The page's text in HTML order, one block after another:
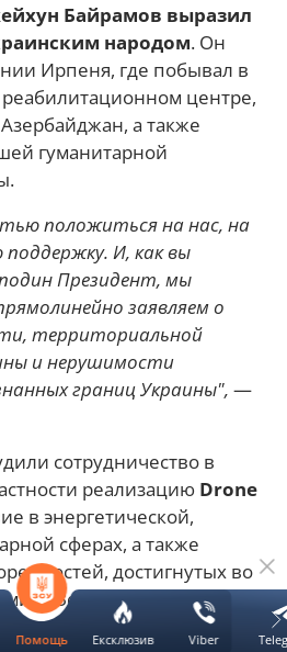
Байрамов выразил
народом. Он
Ирпеня, где побывал в
центре,
а также
гуманитарной
положиться на нас, на
И, как вы
Президент, мы
заявляем о
территориальной
и нерушимости
границ Украины", —
сотрудничество в
реализацию Drone
в энергетической,
сферах, а также
достигнутых во
Зеленского в
Помощь Ексклюзив Viber